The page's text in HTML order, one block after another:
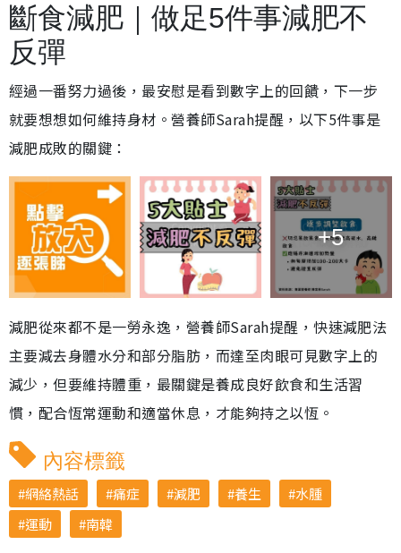
斷食減肥｜做足5件事減肥不
反彈
經過一番努力過後，最安慰是看到數字上的回饋，下一步
就要想想如何維持身材。營養師Sarah提醒，以下5件事是
減肥成敗的關鍵：
+5
減肥從來都不是一勞永逸，營養師Sarah提醒，快速減肥法
主要減去身體水分和部分脂肪，而達至肉眼可見數字上的
減少，但要維持體重，最關鍵是養成良好飲食和生活習
慣，配合恆常運動和適當休息，才能夠持之以恆。
內容標籤
網絡熱話 痛症 減肥 養生
水腫
運動
南韓